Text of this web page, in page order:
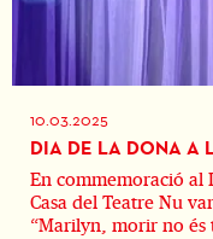
10.03.2025
DIA DE LA DONA A
En commemoració al
Casa del Teatre Nu
“Marilyn, morir no és